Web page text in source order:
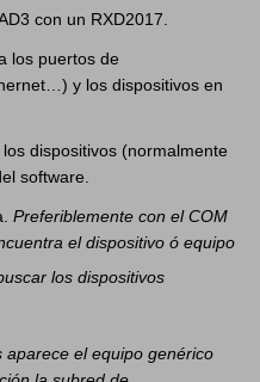
con un RXD2017.
los puertos de
y los dispositivos en
los dispositivos (normalmente
software.
Preferiblemente con el COM
el dispositivo ó equipo
los dispositivos
el equipo genérico